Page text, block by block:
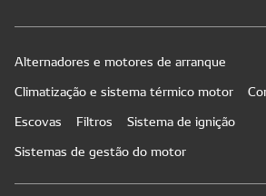
Alternadores e motores de arranque
Climatização e sistema térmico motor
Escovas
Filtros
Sistema de ignição
Sistemas de gestão do motor